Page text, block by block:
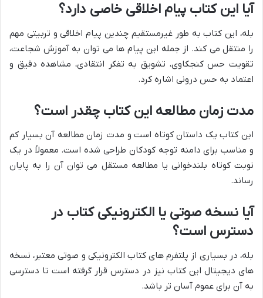
آیا این کتاب پیام اخلاقی خاصی دارد؟
بله، این کتاب به طور غیرمستقیم چندین پیام اخلاقی و تربیتی مهم
را منتقل می کند. از جمله این پیام ها می توان به آموزش شجاعت،
تقویت حس کنجکاوی، تشویق به تفکر انتقادی، مشاهده دقیق و
اعتماد به حس درونی اشاره کرد.
مدت زمان مطالعه این کتاب چقدر است؟
این کتاب یک داستان کوتاه است و مدت زمان مطالعه آن بسیار کم
و مناسب برای دامنه توجه کودکان طراحی شده است. معمولاً در یک
نوبت کوتاه بلندخوانی یا مطالعه مستقل می توان آن را به پایان
رساند.
آیا نسخه صوتی یا الکترونیکی کتاب در
دسترس است؟
بله، در بسیاری از پلتفرم های کتاب الکترونیکی و صوتی معتبر، نسخه
های دیجیتال این کتاب نیز در دسترس قرار گرفته است تا دسترسی
به آن برای عموم آسان تر باشد.